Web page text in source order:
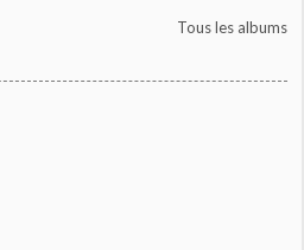
Tous les albums